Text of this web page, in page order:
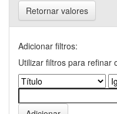
Retornar valores
Adicionar filtros:
Utilizar filtros para refinar